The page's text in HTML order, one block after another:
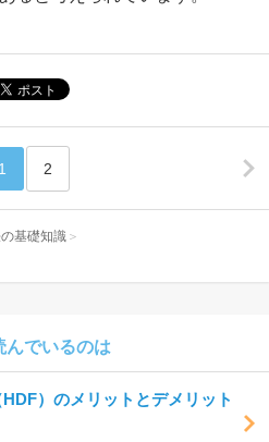
1 2
基礎知識
んでいるのは
）のメリットとデメリット